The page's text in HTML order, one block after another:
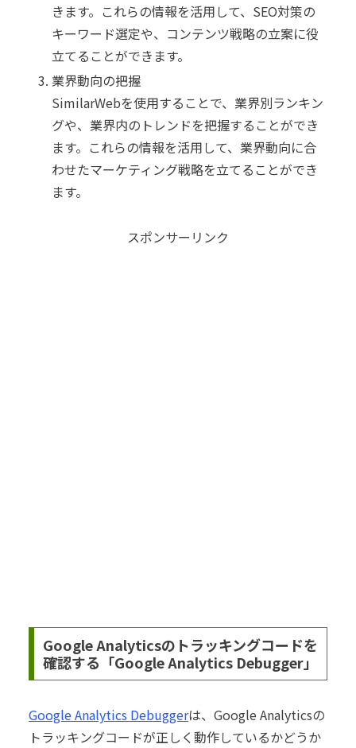
きます。これらの情報を活用して、SEO対策の
キーワード選定や、コンテンツ戦略の立案に役
立てることができます。
業界動向の把握
SimilarWebを使用することで、業界別ランキン
グや、業界内のトレンドを把握することができ
ます。これらの情報を活用して、業界動向に合
わせたマーケティング戦略を立てることができ
ます。
スポンサーリンク
Google Analyticsのトラッキングコードを
確認する「Google Analytics Debugger」
Google Analytics Debuggerは、Google Analyticsの
トラッキングコードが正しく動作しているかどうか